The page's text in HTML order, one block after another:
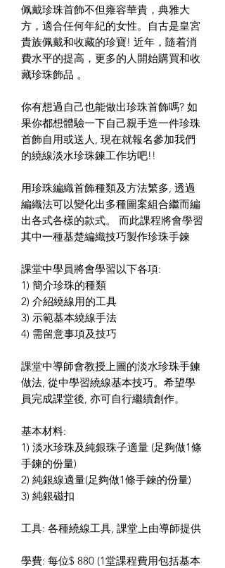
佩戴珍珠首飾不但雍容華貴，典雅大
方，適合任何年紀的女性。自古是皇宮
貴族佩戴和收藏的珍寶! 近年，隨着消
費水平的提高，更多的人開始購買和收
藏珍珠飾品 。
你有想過自己也能做出珍珠首飾嗎? 如
果你都想體驗一下自己親手造一件珍珠
首飾自用或送人, 現在就報名參加我們
的繞線淡水珍珠鍊工作坊吧!!
用珍珠編織首飾種類及方法繁多, 透過
編織法可以變化出多種圖案組合繼而編
出各式各樣的款式。 而此課程將會學習
其中一種基楚編織技巧製作珍珠手鍊
課堂中學員將會學習以下各項:
1) 簡介珍珠的種類
2) 介紹繞線用的工具
3) 示範基本繞線手法
4) 需留意事項及技巧
課堂中導師會教授上圖的淡水珍珠手鍊
做法, 從中學習繞線基本技巧。希望學
員完成課堂後, 亦可自行繼續創作。
基本材料:
1) 淡水珍珠及純銀珠子適量 (足夠做1條
手鍊的份量)
2) 純銀線適量(足夠做1條手鍊的份量)
3) 純銀磁扣
工具: 各種繞線工具, 課堂上由導師提供
學費: 每位$ 880 (1堂課程費用包括基本